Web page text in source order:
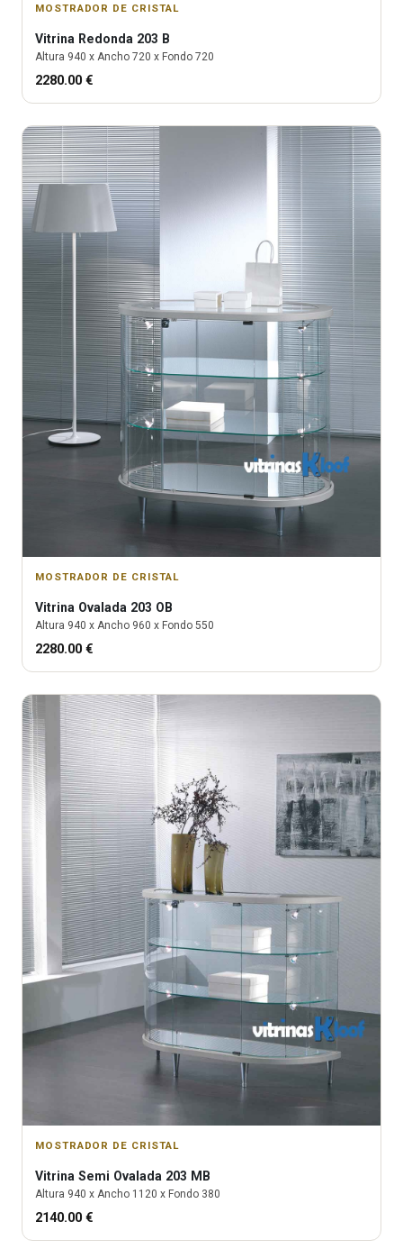
MOSTRADOR DE CRISTAL
Vitrina Redonda 203 B
Altura 940 x Ancho 720 x Fondo 720
2280.00 €
MOSTRADOR DE CRISTAL
Vitrina Ovalada 203 OB
Altura 940 x Ancho 960 x Fondo 550
2280.00 €
MOSTRADOR DE CRISTAL
Vitrina Semi Ovalada 203 MB
Altura 940 x Ancho 1120 x Fondo 380
2140.00 €